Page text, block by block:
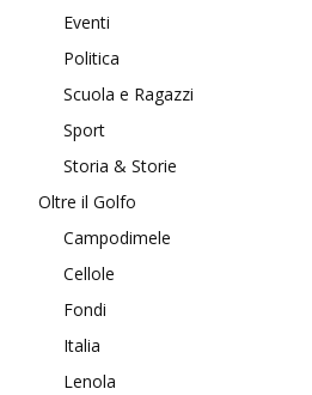
Eventi
Politica
Scuola e Ragazzi
Sport
Storia & Storie
Oltre il Golfo
Campodimele
Cellole
Fondi
Italia
Lenola